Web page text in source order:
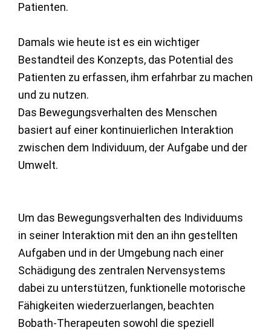
Patienten.
Damals wie heute ist es ein wichtiger
Bestandteil des Konzepts, das Potential des
Patienten zu erfassen, ihm erfahrbar zu machen
und zu nutzen.
Das Bewegungsverhalten des Menschen
basiert auf einer kontinuierlichen Interaktion
zwischen dem Individuum, der Aufgabe und der
Umwelt.
Um das Bewegungsverhalten des Individuums
in seiner Interaktion mit den an ihn gestellten
Aufgaben und in der Umgebung nach einer
Schädigung des zentralen Nervensystems
dabei zu unterstützen, funktionelle motorische
Fähigkeiten wiederzuerlangen, beachten
Bobath-Therapeuten sowohl die speziell